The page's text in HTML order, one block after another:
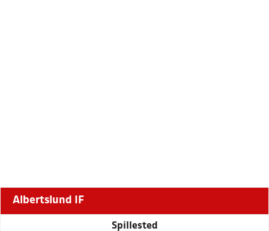
Albertslund IF
Spillested